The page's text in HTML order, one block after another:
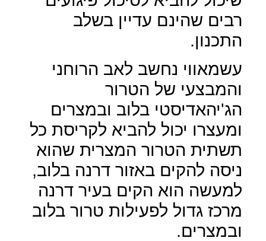
רבים שהינם עדיין בשלב
התכנון.
עשמאווי נחשב לאב הרוחני
והמבצעי של הטרור
הג'יהאדיסטי בלוב ובמצרים
ומעצרו יכול להביא לקריסת כל
תשתית הטרור המצרית שהוא
ניסה להקים באזור דרנה בלוב,
למעשה הוא הקים בעיר דרנה
מרכז גדול לפעילות טרור בלוב
ובמצרים.